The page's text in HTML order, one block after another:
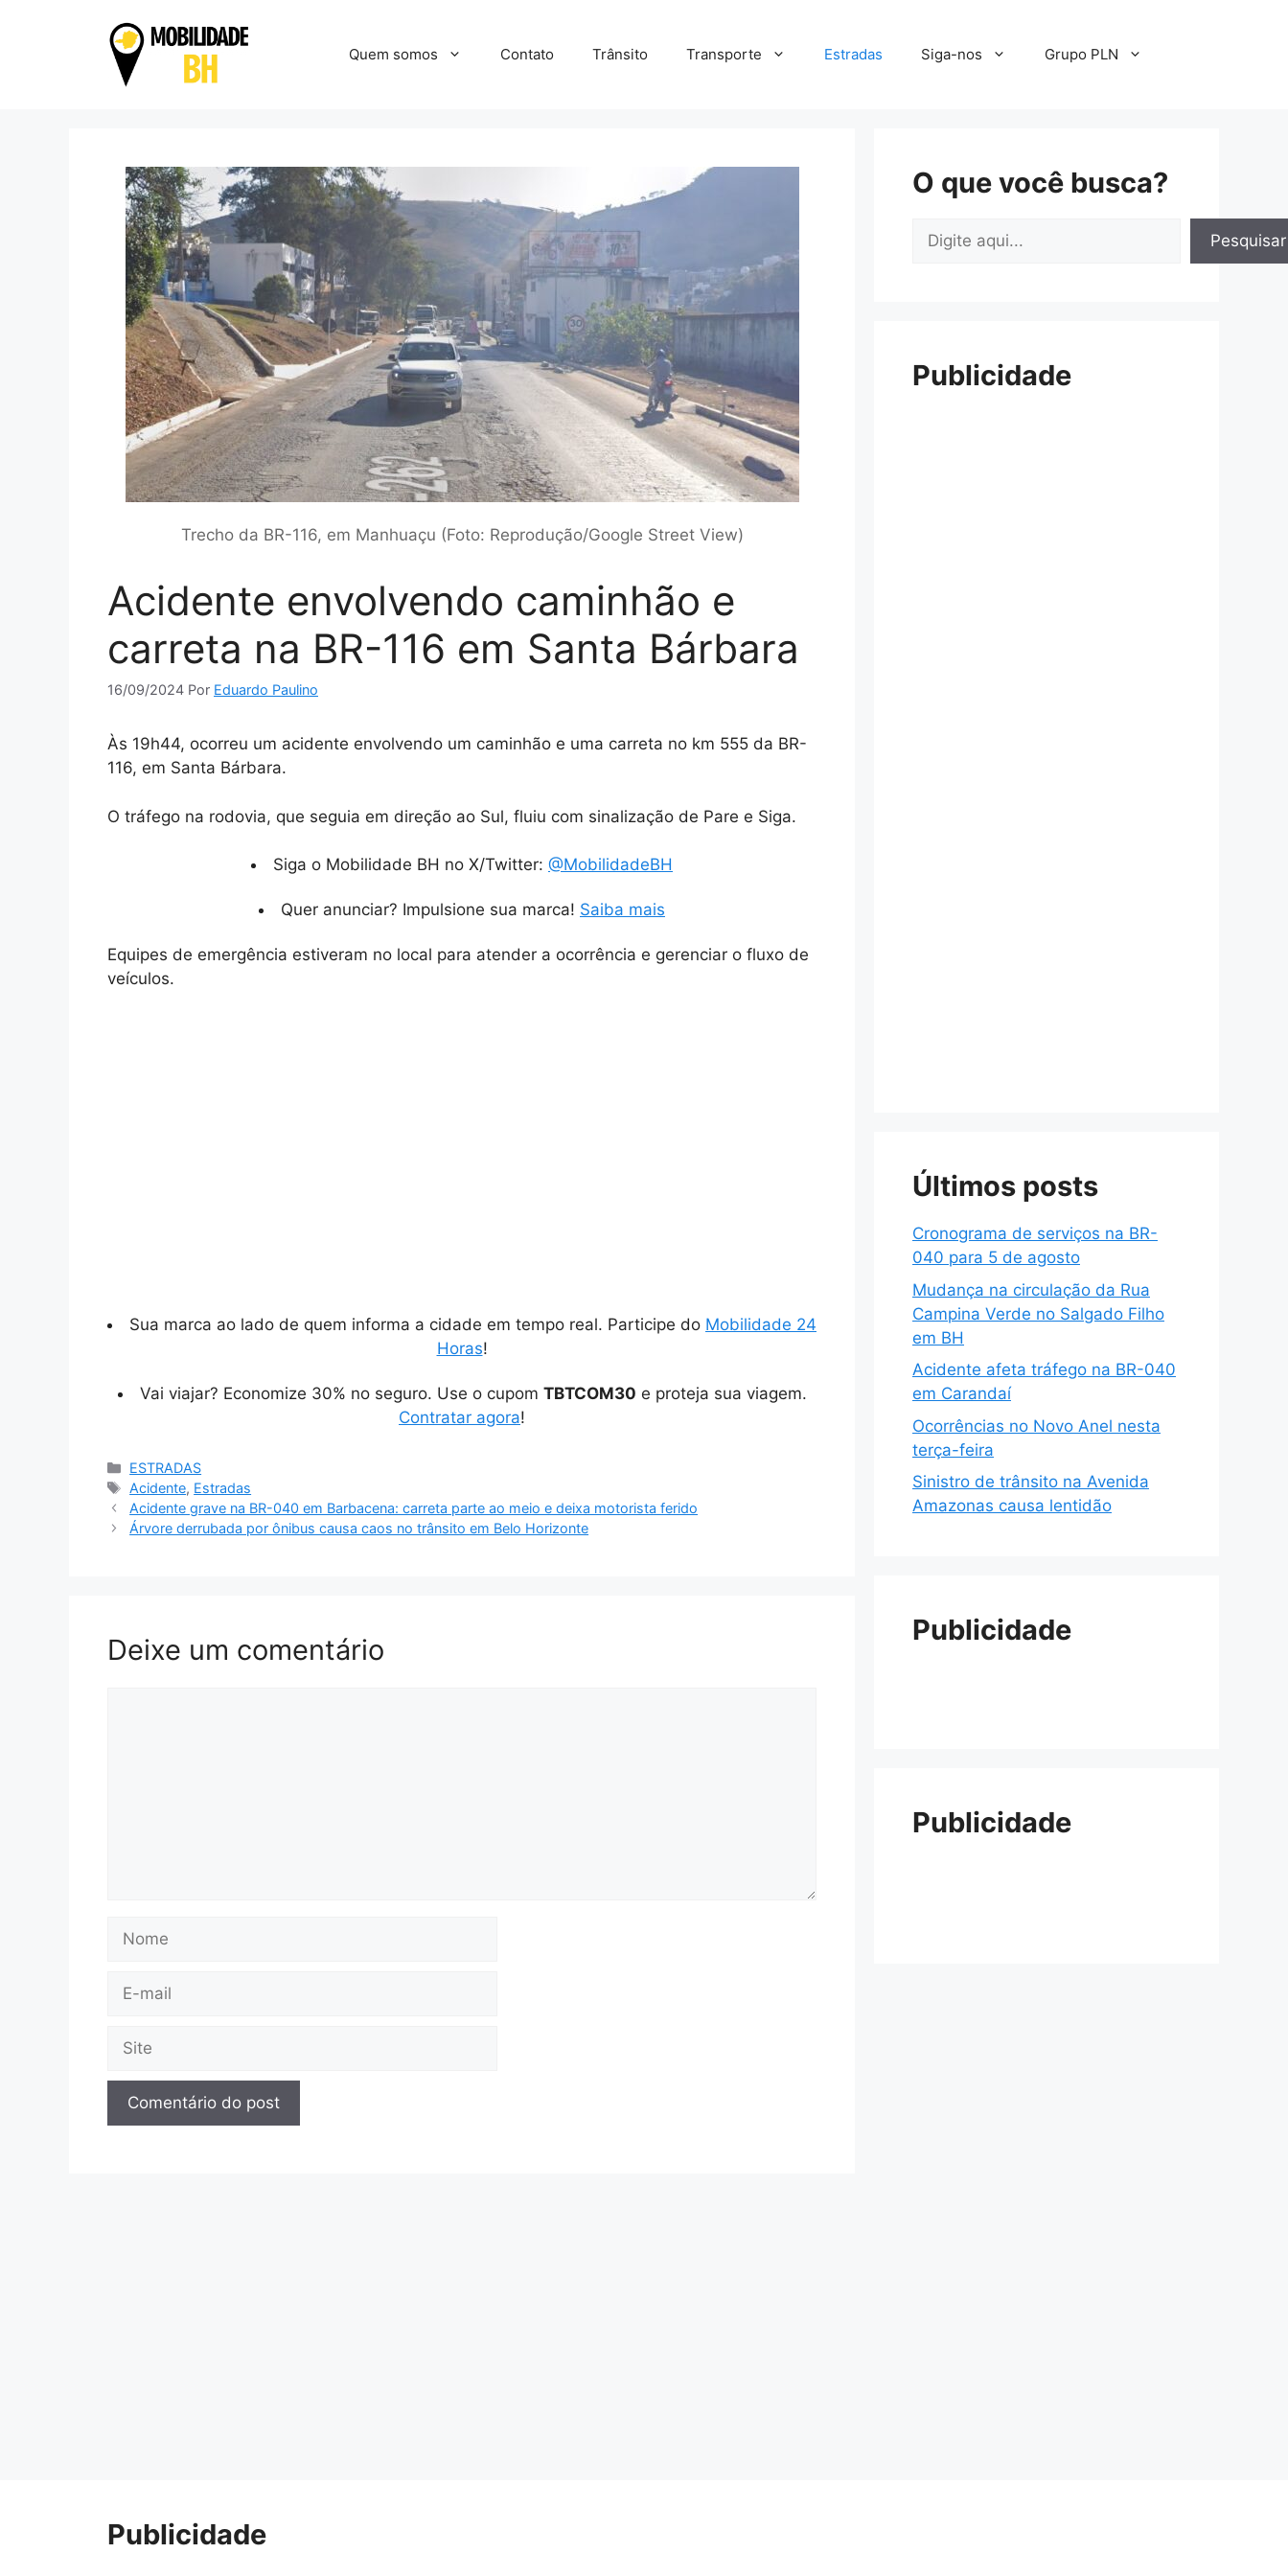
Quem somos Contato Trânsito Transporte Estradas Siga-nos Grupo PLN
Trecho da BR-116, em Manhuaçu (Foto: Reprodução/Google Street View)
Acidente envolvendo caminhão e
carreta na BR-116 em Santa Bárbara
16/09/2024 Por Eduardo Paulino
Às 19h44, ocorreu um acidente envolvendo um caminhão e uma carreta no km 555 da BR-
116, em Santa Bárbara.
O tráfego na rodovia, que seguia em direção ao Sul, fluiu com sinalização de Pare e Siga.
Siga o Mobilidade BH no X/Twitter: @MobilidadeBH
Quer anunciar? Impulsione sua marca! Saiba mais
Equipes de emergência estiveram no local para atender a ocorrência e gerenciar o fluxo de
veículos.
Sua marca ao lado de quem informa a cidade em tempo real. Participe do Mobilidade 24
Horas!
Vai viajar? Economize 30% no seguro. Use o cupom TBTCOM30 e proteja sua viagem.
Contratar agora!
Categorias
ESTRADAS
Tags
Acidente, Estradas
Acidente grave na BR-040 em Barbacena: carreta parte ao meio e deixa motorista ferido
Árvore derrubada por ônibus causa caos no trânsito em Belo Horizonte
Deixe um comentário
mail
O que você busca?
Pesquisar
Pesquisar
Publicidade
Últimos posts
Cronograma de serviços na BR-
040 para 5 de agosto
Mudança na circulação da Rua
Campina Verde no Salgado Filho
em BH
Acidente afeta tráfego na BR-040
em Carandaí
Ocorrências no Novo Anel nesta
terça-feira
Sinistro de trânsito na Avenida
Amazonas causa lentidão
Publicidade
Publicidade
Publicidade